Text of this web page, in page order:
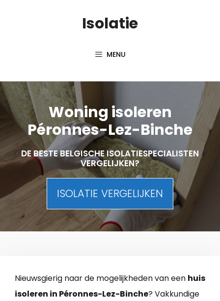
Isolatie
MENU
Woning isoleren
Péronnes-Lez-Binche
DE BESTE BELGISCHE ISOLATIESPECIALISTEN
VERGELIJKEN?
ISOLATIE VERGELIJKEN
Nieuwsgierig naar de mogelijkheden van een huis
isoleren in Péronnes-Lez-Binche? Vakkundige